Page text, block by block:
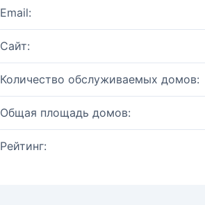
Email:
Сайт:
Количество обслуживаемых домов:
Общая площадь домов:
Рейтинг: